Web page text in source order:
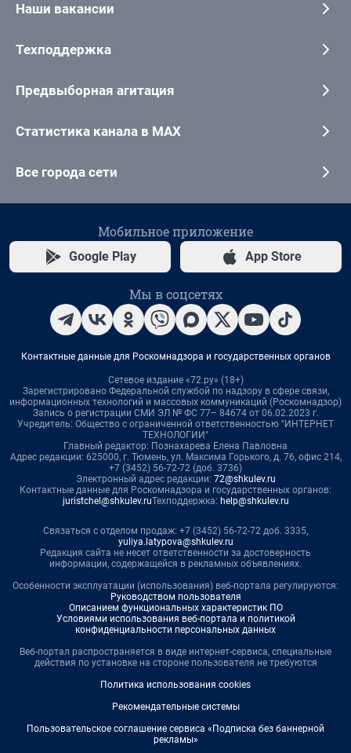
Наши вакансии
Техподдержка
Предвыборная агитация
Статистика канала в MAX
Все города сети
Мобильное приложение
Google Play App Store
Мы в соцсетях
Контактные данные для Роскомнадзора и государственных органов
Сетевое издание «72.ру» (18+)
Зарегистрировано Федеральной службой по надзору в сфере связи,
информационных технологий и массовых коммуникаций (Роскомнадзор)
Запись о регистрации СМИ ЭЛ № ФС 77– 84674 от 06.02.2023 г.
Учредитель: Общество с ограниченной ответственностью "ИНТЕРНЕТ
ТЕХНОЛОГИИ"
Главный редактор: Познахарева Елена Павловна
Адрес редакции: 625000, г. Тюмень, ул. Максима Горького, д. 76, офис 214,
+7 (3452) 56-72-72 (доб. 3736)
Электронный адрес редакции: 72@shkulev.ru
Контактные данные для Роскомнадзора и государственных органов:
juristchel@shkulev.ruТехподдержка: help@shkulev.ru
Связаться с отделом продаж: +7 (3452) 56-72-72 доб. 3335,
yuliya.latypova@shkulev.ru
Редакция сайта не несет ответственности за достоверность
информации, содержащейся в рекламных объявлениях.
Особенности эксплуатации (использования) веб-портала регулируются:
Руководством пользователя
Описанием функциональных характеристик ПО
Условиями использования веб-портала и политикой
конфиденциальности персональных данных
Веб-портал распространяется в виде интернет-сервиса, специальные
действия по установке на стороне пользователя не требуются
Политика использования cookies
Рекомендательные системы
Пользовательское соглашение сервиса «Подписка без баннерной
рекламы»